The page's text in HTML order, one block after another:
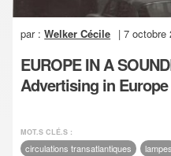
par :Welker Cécile | 7 octobre
EUROPE IN A
Advertising in Europe
MOT.S CLÉ.S :
circulations transatlantiques lampes